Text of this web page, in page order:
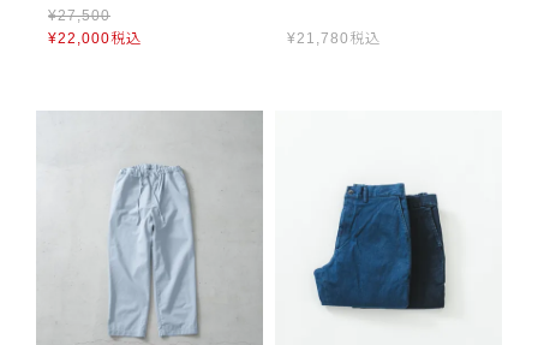
¥27,500
¥22,000税込 ¥21,780 税込